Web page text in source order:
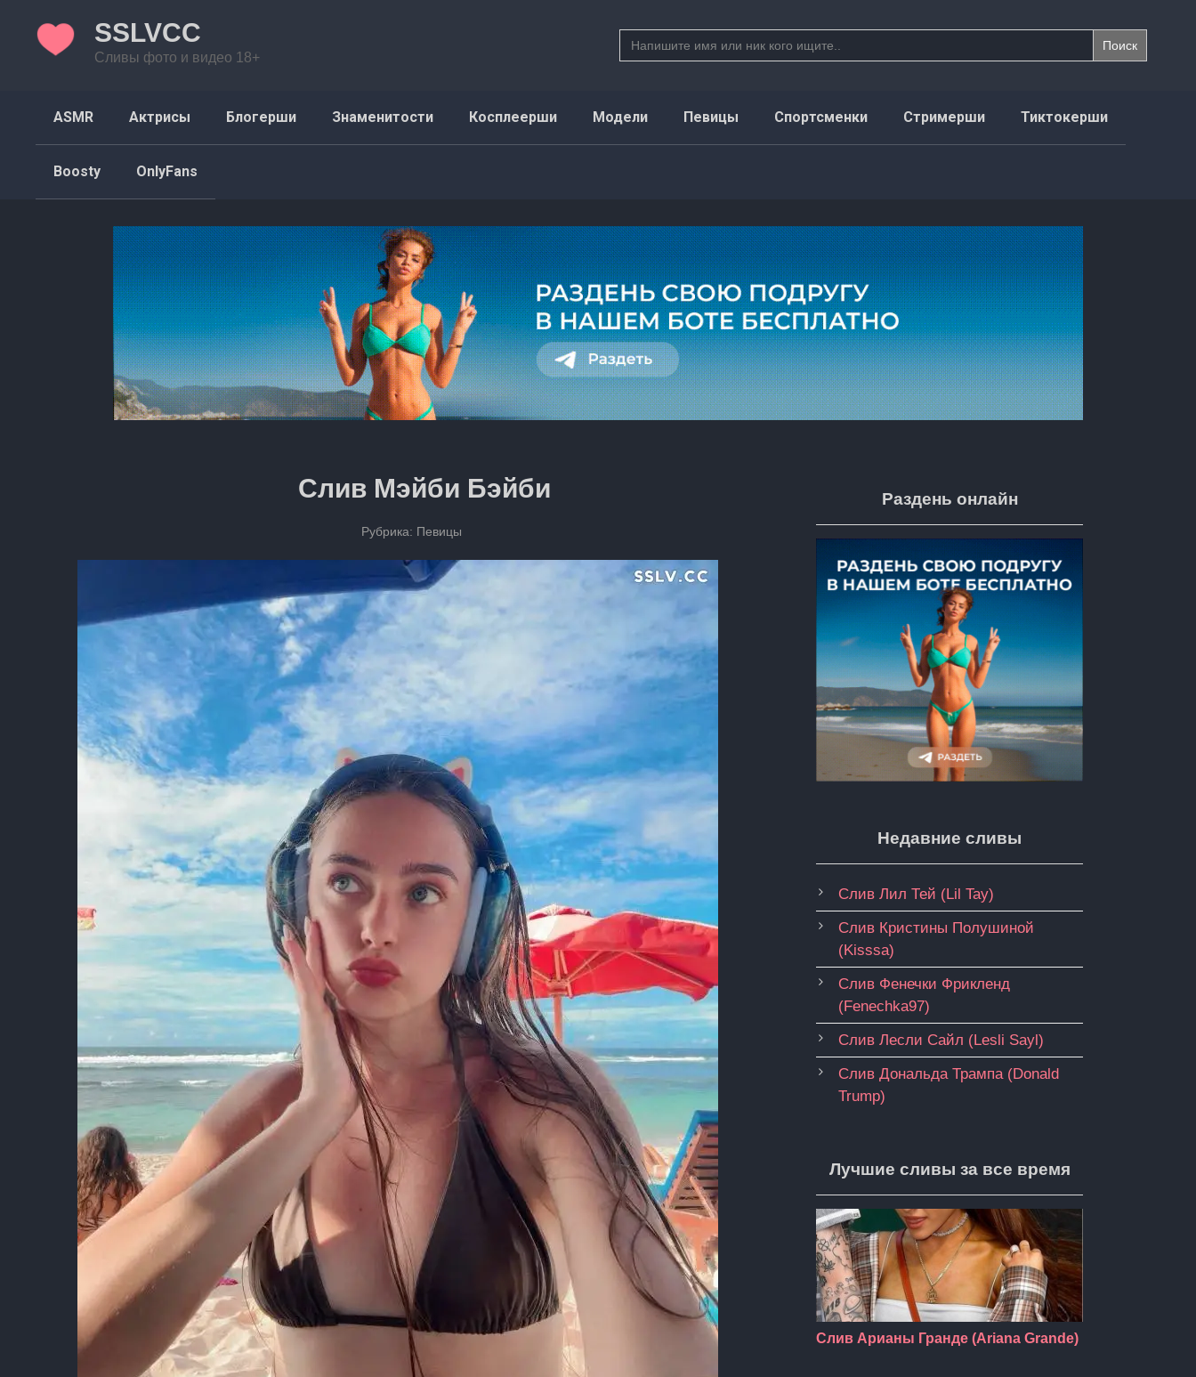
контенту
SSLVCC
Сливы фото и видео 18+
Search
for:
ASMR Актрисы Блогерши Знаменитости Косплеерши Модели Певицы Спортсменки Стримерши Тиктокерши
Boosty OnlyFans
Слив Мэйби Бэйби
Рубрика: Певицы
Раздень онлайн
Недавние сливы
Слив Лил Тей (Lil Tay)
Слив Кристины Полушиной
(Kisssa)
Слив Фенечки Фрикленд
(Fenechka97)
Слив Лесли Сайл (Lesli Sayl)
Слив Дональда Трампа (Donald
Trump)
Лучшие сливы за все время
Слив Арианы Гранде (Ariana Grande)